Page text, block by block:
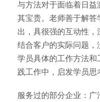
与方法对于面临着日
其宝贵。老师善于解
出，具很强的互动性
结合客户的实际问题
学员具体的工作方法
践工作中，启发学员思
服务过的部分企业：